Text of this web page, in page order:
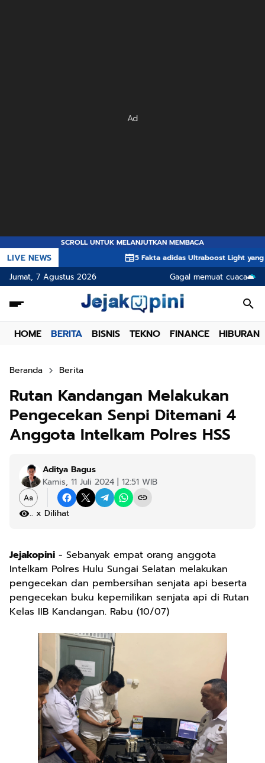
Ad
SCROLL UNTUK MELANJUTKAN MEMBACA
LIVE NEWS 5 Fakta adidas Ultraboost Light yang
Jumat, 7 Agustus 2026 Gagal memuat cuaca
HOME BERITA BISNIS TEKNO FINANCE HIBURAN
Beranda Berita
Rutan Kandangan Melakukan
Pengecekan Senpi Ditemani 4
Anggota Intelkam Polres HSS
Aditya Bagus
Kamis, 11 Juli 2024 | 12:51 WIB
.x Dilihat
Jejakopini - Sebanyak empat orang anggota
Intelkam Polres Hulu Sungai Selatan melakukan
pengecekan dan pembersihan senjata api beserta
pengecekan buku kepemilikan senjata api di Rutan
Kelas IIB Kandangan. Rabu (10/07)